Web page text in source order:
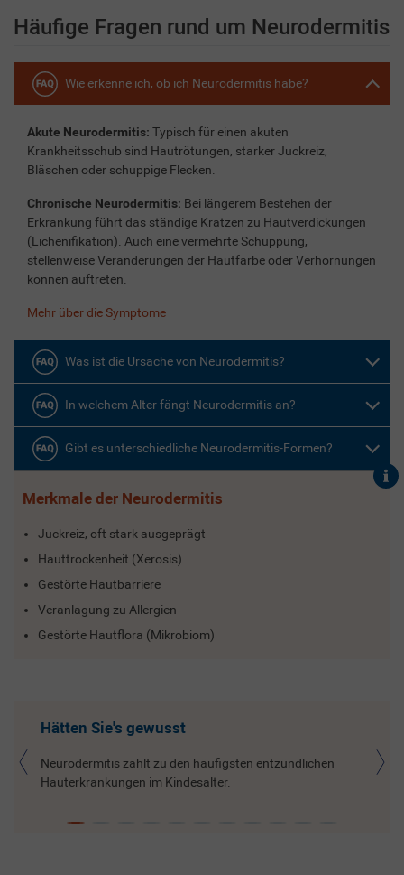
Häufige Fragen rund um Neurodermitis
Wie erkenne ich, ob ich Neurodermitis habe?
Akute Neurodermitis: Typisch für einen akuten
Krankheitsschub sind Hautrötungen, starker Juckreiz,
Bläschen oder schuppige Flecken.
Chronische Neurodermitis: Bei längerem Bestehen der
Erkrankung führt das ständige Kratzen zu Hautverdickungen
(Lichenifikation). Auch eine vermehrte Schuppung,
stellenweise Veränderungen der Hautfarbe oder Verhornungen
können auftreten.
Mehr über die Symptome
Was ist die Ursache von Neurodermitis?
In welchem Alter fängt Neurodermitis an?
Gibt es unterschiedliche Neurodermitis-Formen?
Merkmale der Neurodermitis
Juckreiz, oft stark ausgeprägt
Hauttrockenheit (Xerosis)
Gestörte Hautbarriere
Veranlagung zu Allergien
Gestörte Hautflora (Mikrobiom)
Hätten Sie's gewusst
Neurodermitis zählt zu den häufigsten entzündlichen
Hauterkrankungen im Kindesalter.